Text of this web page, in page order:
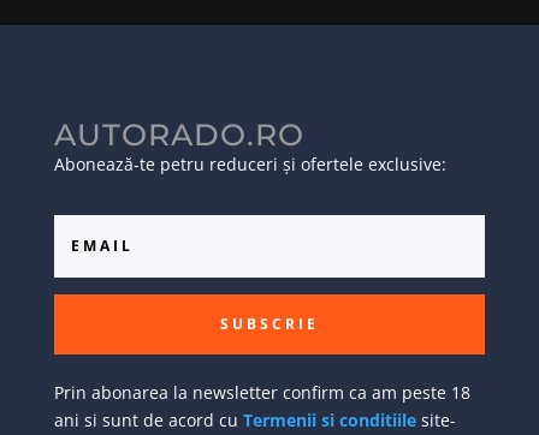
AUTORADO.RO
Abonează-te petru reduceri și ofertele exclusive:
SUBSCRIE
Prin abonarea la newsletter confirm ca am peste 18
ani si sunt de acord cu Termenii si conditiilesite-